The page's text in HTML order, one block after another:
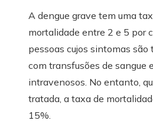
A dengue grave tem uma
mortalidade entre 2 e 5 por
pessoas cujos sintomas são
com transfusões de sangue
intravenosos. No entanto,
tratada, a taxa de
15%.